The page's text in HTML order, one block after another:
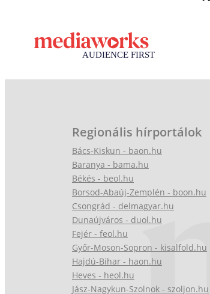
Regionális hírportálok
Bács-Kiskun - baon.hu
Baranya - bama.hu
Békés - beol.hu
Borsod-Abaúj-Zemplén - boon.hu
Csongrád - delmagyar.hu
Dunaújváros - duol.hu
Fejér - feol.hu
Győr-Moson-Sopron - kisalfold.hu
Hajdú-Bihar - haon.hu
Heves - heol.hu
Jász-Nagykun-Szolnok - szoljon.hu